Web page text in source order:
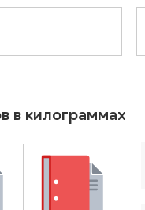
в килограммах